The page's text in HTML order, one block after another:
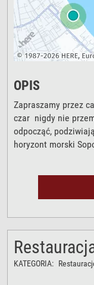
OPIS
Zapraszamy przez
czar nigdy nie
odpocząć,
horyzont morski
KATEGORIA: